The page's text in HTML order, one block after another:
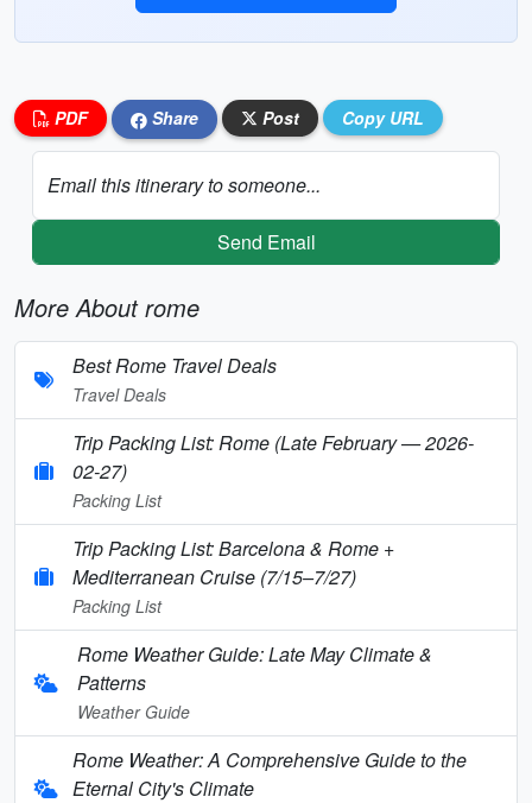
PDF Share Post Copy URL
Email this itinerary to someone...
Send Email
More About rome
Best Rome Travel Deals
Travel Deals
Trip Packing List: Rome (Late February — 2026-
02-27)
Packing List
Trip Packing List: Barcelona & Rome +
Mediterranean Cruise (7/15–7/27)
Packing List
Rome Weather Guide: Late May Climate &
Patterns
Weather Guide
Rome Weather: A Comprehensive Guide to the
Eternal City's Climate